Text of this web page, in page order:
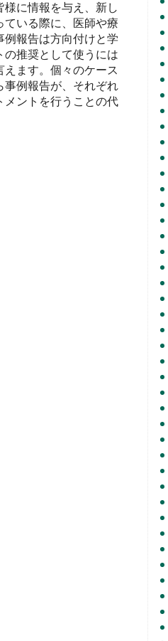
に情報を与え、新し
いる際に、医師や療
報告は方向付けと学
推奨として使うには
ます。個々のケース
例報告が、それぞれ
ントを行うことの代